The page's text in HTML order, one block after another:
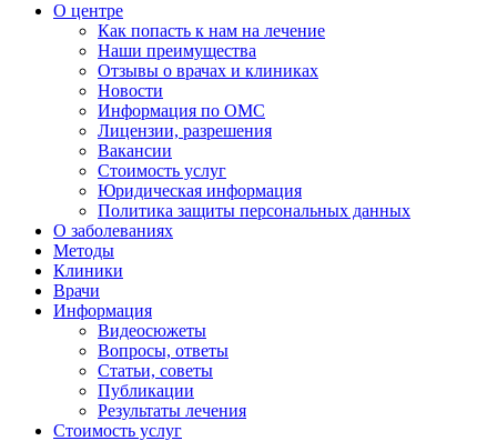
О центре
Как попасть к нам на лечение
Наши преимущества
Отзывы о врачах и клиниках
Новости
Информация по ОМС
Лицензии, разрешения
Вакансии
Стоимость услуг
Юридическая информация
Политика защиты персональных данных
О заболеваниях
Методы
Клиники
Врачи
Информация
Видеосюжеты
Вопросы, ответы
Статьи, советы
Публикации
Результаты лечения
Стоимость услуг